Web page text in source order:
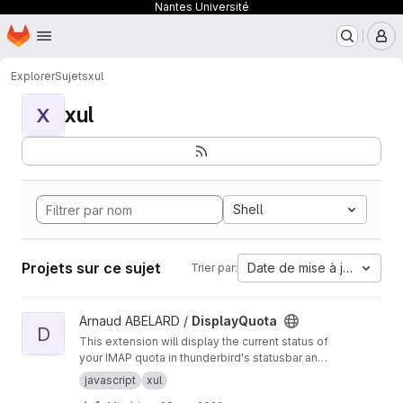
Nantes Université
Passer au contenu principal
Page d'accueil
ExplorerSujetsxul
X xul
Shell
Projets sur ce sujet Trier par: Date de mise à jour
Afficher le projet DisplayQuota
D
Arnaud ABELARD / DisplayQuota
This extension will display the current status of
your IMAP quota in thunderbird's statusbar and
will warn you when you reach a configurable
limit...
javascript xul